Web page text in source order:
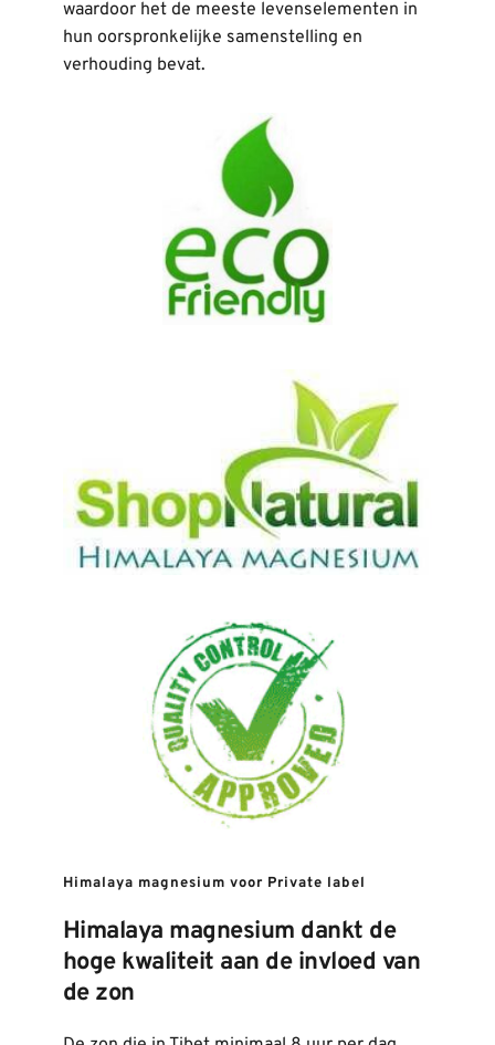
waardoor het de meeste levenselementen in
hun oorspronkelijke samenstelling en
verhouding bevat.
Himalaya magnesium voor Private label
Himalaya magnesium dankt de
hoge kwaliteit aan de invloed van
de zon